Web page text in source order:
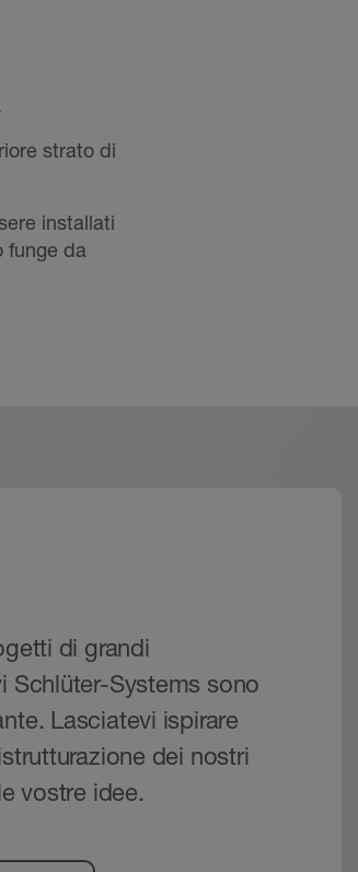
strato di
installati
funge da
di grandi
Schlüter-Systems sono
Lasciatevi ispirare
dei nostri
vostre idee.